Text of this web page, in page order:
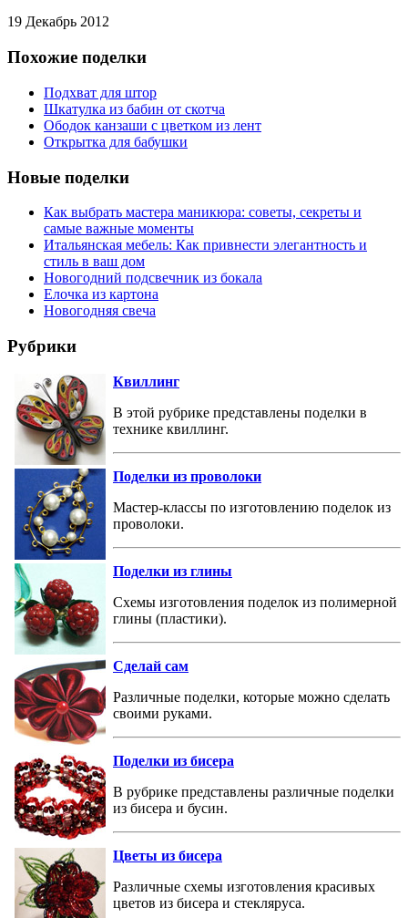
19 Декабрь 2012
Похожие поделки
Подхват для штор
Шкатулка из бабин от скотча
Ободок канзаши с цветком из лент
Открытка для бабушки
Новые поделки
Как выбрать мастера маникюра: советы, секреты и
самые важные моменты
Итальянская мебель: Как привнести элегантность и
стиль в ваш дом
Новогодний подсвечник из бокала
Елочка из картона
Новогодняя свеча
Рубрики
Квиллинг
В этой рубрике представлены поделки в
технике квиллинг.
Поделки из проволоки
Мастер-классы по изготовлению поделок из
проволоки.
Поделки из глины
Схемы изготовления поделок из полимерной
глины (пластики).
Сделай сам
Различные поделки, которые можно сделать
своими руками.
Поделки из бисера
В рубрике представлены различные поделки
из бисера и бусин.
Цветы из бисера
Различные схемы изготовления красивых
цветов из бисера и стекляруса.